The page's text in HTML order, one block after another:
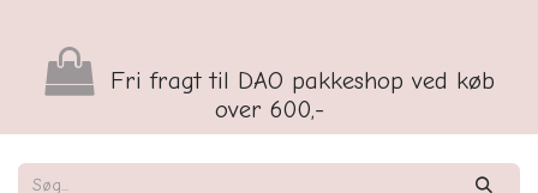
Fri fragt til DAO pakkeshop ved køb
over 600,-